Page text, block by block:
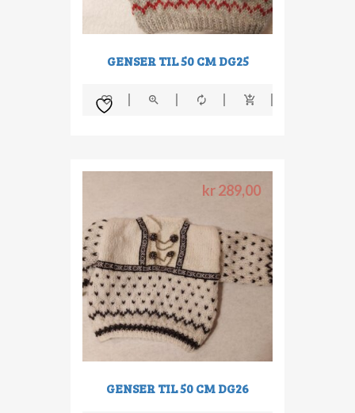
GENSER TIL 50 CM DG25
kr289,00
GENSER TIL 50 CM DG26